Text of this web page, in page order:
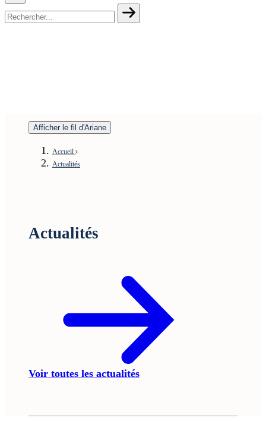
Afficher le fil d'Ariane
Accueil
Actualités
Actualités
Voir toutes les actualités